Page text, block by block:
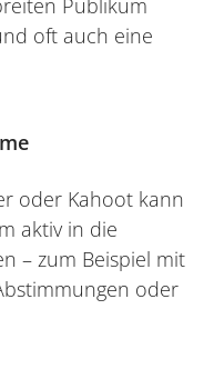
oft auch eine
oder Kahoot kann
aktiv in die
– zum Beispiel mit
oder